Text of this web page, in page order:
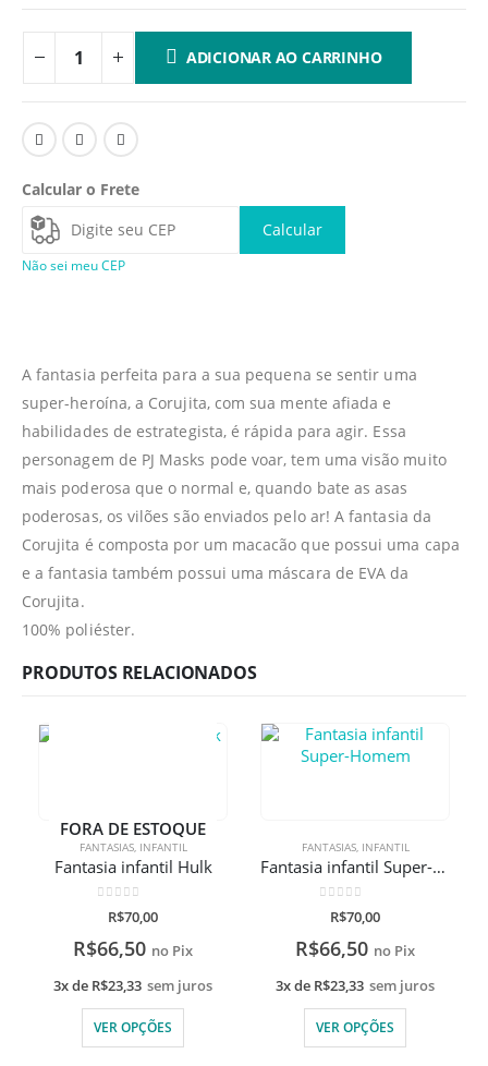
ADICIONAR AO CARRINHO
Calcular o Frete
Calcular
Não sei meu CEP
A fantasia perfeita para a sua pequena se sentir uma
super-heroína, a Corujita, com sua mente afiada e
habilidades de estrategista, é rápida para agir. Essa
personagem de PJ Masks pode voar, tem uma visão muito
mais poderosa que o normal e, quando bate as asas
poderosas, os vilões são enviados pelo ar! A fantasia da
Corujita é composta por um macacão que possui uma capa
e a fantasia também possui uma máscara de EVA da
Corujita.
100% poliéster.
PRODUTOS RELACIONADOS
FORA DE ESTOQUE
FANTASIAS, INFANTIL
Fantasia infantil Hulk
de 5
R$70,00
R$66,50 no Pix
3x de R$23,33 sem juros
VER OPÇÕES
FANTASIAS, INFANTIL
Fantasia infantil Super-Homem
de 5
R$70,00
R$66,50 no Pix
3x de R$23,33 sem juros
VER OPÇÕES